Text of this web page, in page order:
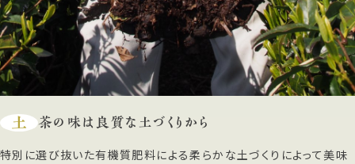
土 茶の味は良質な土づくりから
特別に選び抜いた有機質肥料による柔らかな土づくりによって美味